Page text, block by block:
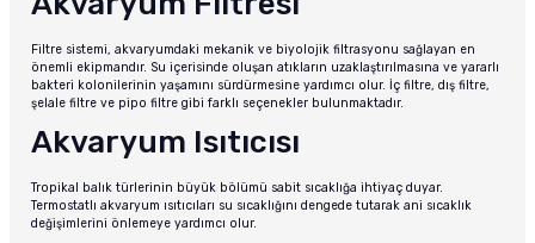
Filtre sistemi, akvaryumdaki mekanik ve biyolojik filtrasyonu sağlayan en
önemli ekipmandır. Su içerisinde oluşan atıkların uzaklaştırılmasına ve yararlı
bakteri kolonilerinin yaşamını sürdürmesine yardımcı olur. İç filtre, dış filtre,
şelale filtre ve pipo filtre gibi farklı seçenekler bulunmaktadır.
Akvaryum Isıtıcısı
Tropikal balık türlerinin büyük bölümü sabit sıcaklığa ihtiyaç duyar.
Termostatlı akvaryum ısıtıcıları su sıcaklığını dengede tutarak ani sıcaklık
değişimlerini önlemeye yardımcı olur.